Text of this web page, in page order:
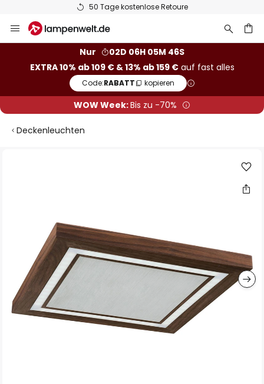
50 Tage kostenlose Retoure
Inhalt
Nur
02D 06H 05M 45S
EXTRA 10% ab 109 € & 13% ab 159 €auf fast alles
Code:RABATT kopieren
WOW Week:Bis zu -70%
Deckenleuchten